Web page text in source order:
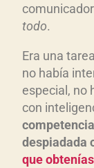
todo.
Era una
no había
especial, no
con
despiadada
que